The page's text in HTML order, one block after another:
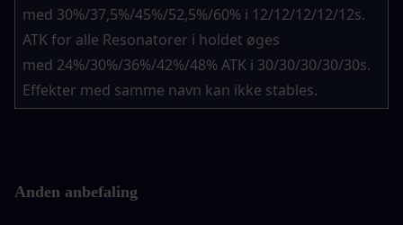
med 30%/37,5%/45%/52,5%/60% i 12/12/12/12/12s.
ATK for alle Resonatorer i holdet øges
med 24%/30%/36%/42%/48% ATK i 30/30/30/30/30s.
Effekter med samme navn kan ikke stables.
Anden anbefaling